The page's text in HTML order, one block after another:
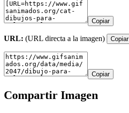
Copiar
URL: (URL directa a la imagen) Copiar
Copiar
Compartir Imagen